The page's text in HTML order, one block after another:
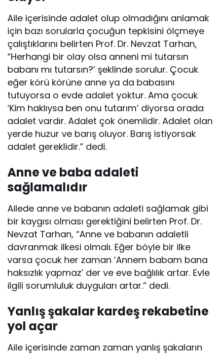
Aile içerisinde adalet olup olmadığını anlamak
için bazı sorularla çocuğun tepkisini ölçmeye
çalıştıklarını belirten Prof. Dr. Nevzat Tarhan,
“Herhangi bir olay olsa anneni mi tutarsın
babanı mı tutarsın?’ şeklinde sorulur. Çocuk
eğer körü körüne anne ya da babasını
tutuyorsa o evde adalet yoktur. Ama çocuk
‘Kim haklıysa ben onu tutarım’ diyorsa orada
adalet vardır. Adalet çok önemlidir. Adalet olan
yerde huzur ve barış oluyor. Barış istiyorsak
adalet gereklidir.” dedi.
Anne ve baba adaleti
sağlamalıdır
Ailede anne ve babanın adaleti sağlamak gibi
bir kaygısı olması gerektiğini belirten Prof. Dr.
Nevzat Tarhan, “Anne ve babanın adaletli
davranmak ilkesi olmalı. Eğer böyle bir ilke
varsa çocuk her zaman ‘Annem babam bana
haksızlık yapmaz’ der ve eve bağlılık artar. Evle
ilgili sorumluluk duyguları artar.” dedi.
Yanlış şakalar kardeş rekabetine
yol açar
Aile içerisinde zaman zaman yanlış şakaların